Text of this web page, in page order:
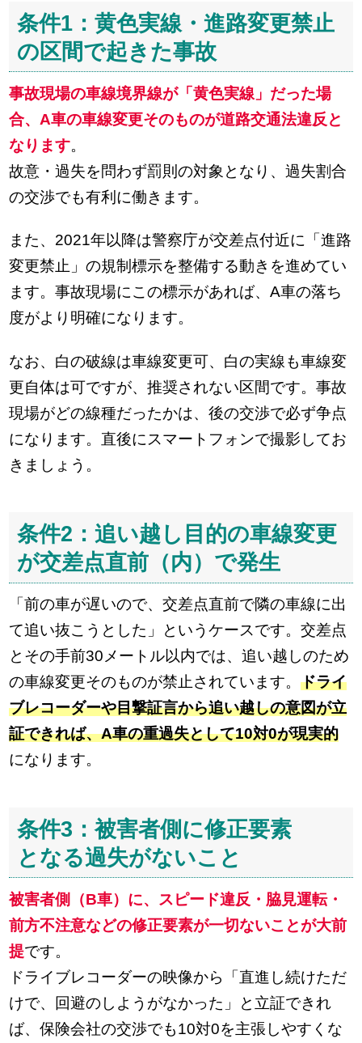
条件1：黄色実線・進路変更禁止
の区間で起きた事故
事故現場の車線境界線が「黄色実線」だった場
合、A車の車線変更そのものが道路交通法違反と
なります。
故意・過失を問わず罰則の対象となり、過失割合
の交渉でも有利に働きます。
また、2021年以降は警察庁が交差点付近に「進路
変更禁止」の規制標示を整備する動きを進めてい
ます。事故現場にこの標示があれば、A車の落ち
度がより明確になります。
なお、白の破線は車線変更可、白の実線も車線変
更自体は可ですが、推奨されない区間です。事故
現場がどの線種だったかは、後の交渉で必ず争点
になります。直後にスマートフォンで撮影してお
きましょう。
条件2：追い越し目的の車線変更
が交差点直前（内）で発生
「前の車が遅いので、交差点直前で隣の車線に出
て追い抜こうとした」というケースです。交差点
とその手前30メートル以内では、追い越しのため
の車線変更そのものが禁止されています。ドライ
ブレコーダーや目撃証言から追い越しの意図が立
証できれば、A車の重過失として10対0が現実的
になります。
条件3：被害者側に修正要素
となる過失がないこと
被害者側（B車）に、スピード違反・脇見運転・
前方不注意などの修正要素が一切ないことが大前
提です。
ドライブレコーダーの映像から「直進し続けただ
けで、回避のしようがなかった」と立証できれ
ば、保険会社の交渉でも10対0を主張しやすくな